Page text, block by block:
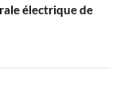
électrique de